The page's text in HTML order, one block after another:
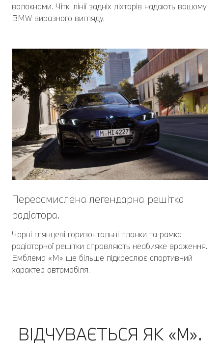
волокнами. Чіткі лінії задніх ліхтарів надають вашому
BMW виразного вигляду.
Переосмислена легендарна решітка
радіатора.
Чорні глянцеві горизонтальні планки та рамка
радіаторної решітки справляють неабияке враження.
Емблема «M» ще більше підкреслює спортивний
характер автомобіля.
ВІДЧУВАЄТЬСЯ ЯК «М».